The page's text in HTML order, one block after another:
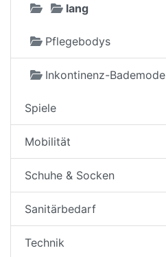
lang
Pflegebodys
Inkontinenz-Bademode
Spiele
Mobilität
Schuhe & Socken
Sanitärbedarf
Technik